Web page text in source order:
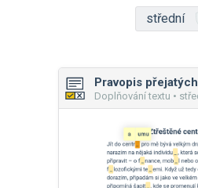
střední
Pravopis
Doplňování textu •